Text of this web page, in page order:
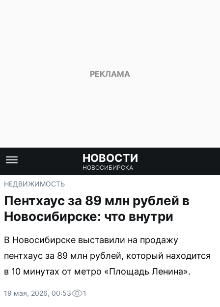
НОВОСТИ
НОВОСИБИРСКА
НЕДВИЖИМОСТЬ
Пентхаус за 89 млн рублей в
Новосибирске: что внутри
В Новосибирске выставили на продажу
пентхаус за 89 млн рублей, который находится
в 10 минутах от метро «Площадь Ленина».
19 мая, 2026, 00:53 1